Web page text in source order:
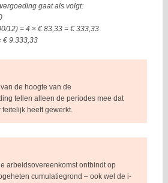
gaat als volgt:
12) = 4 × € 83,33 = € 333,33
€ 9.333,33
de hoogte van de
tellen alleen de periodes mee dat
heeft gewerkt.
arbeidsovereenkomst ontbindt op
cumulatiegrond – ook wel de i-